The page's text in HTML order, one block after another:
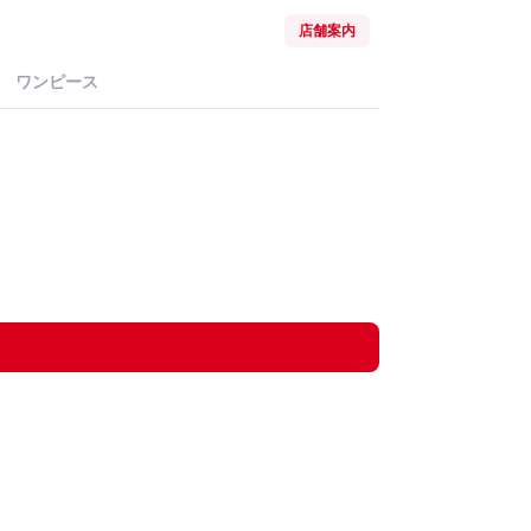
店舗案内
ワンピース